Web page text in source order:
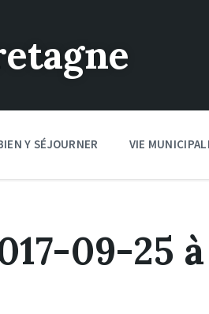
Y SÉJOURNER VIE
09-25 à